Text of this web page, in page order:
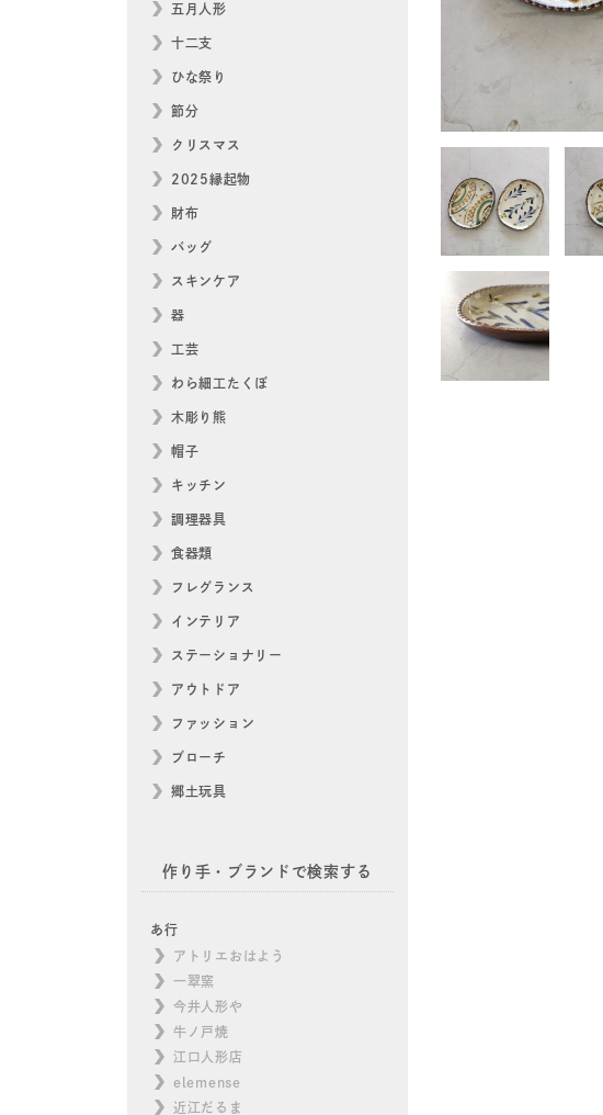
五月人形
十二支
ひな祭り
節分
クリスマス
2025縁起物
財布
バッグ
スキンケア
器
工芸
わら細工たくぼ
木彫り熊
帽子
キッチン
調理器具
食器類
フレグランス
インテリア
ステーショナリー
アウトドア
ファッション
ブローチ
郷土玩具
作り手・ブランドで検索する
あ行
アトリエおはよう
一翠窯
今井人形や
牛ノ戸焼
江口人形店
elemense
近江だるま